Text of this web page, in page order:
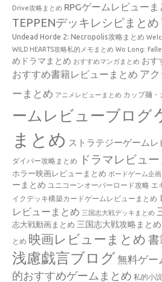
Drive攻略まとめ RPGゲームレビューま
TEPPENデッキレシピまとめ
Undead Horde 2: Necropolis攻略まとめ
WILD HEARTS攻略私的メモまとめ Wo Long:
めドラマまとめ おすすめマンガまとめ おす
おすすめ書籍レビューまとめ ア
ーまとめ アニメレビューまとめ カップ麺・
ームレビューブログ
まとめ ストラテジーゲームレ
ダイバー攻略まとめ ドラマレビュ
ホラー映画レビューまとめ ボードゲーム企
ーまとめ ユニコーンオーバーロード攻略 エ
イクデッキ構築カードゲームレビューまとめ
レビューまとめ 三国志大戦デッキまとめ
志大戦動画まとめ 三国志大戦攻略まとめ
とめ 映画レビューまとめ 書
浅慮戯言ブログ無料ゲー
的おすすめゲームまとめ 私的小